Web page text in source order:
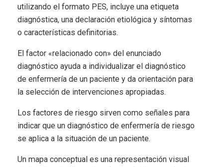
utilizando el formato PES, incluye una etiqueta
diagnóstica, una declaración etiológica y síntomas
o características definitorias.
El factor «relacionado con» del enunciado
diagnóstico ayuda a individualizar el diagnóstico
de enfermería de un paciente y da orientación para
la selección de intervenciones apropiadas.
Los factores de riesgo sirven como señales para
indicar que un diag­nóstico de enfermería de riesgo
se aplica a la situación de un paciente.
Un mapa conceptual es una representación visual